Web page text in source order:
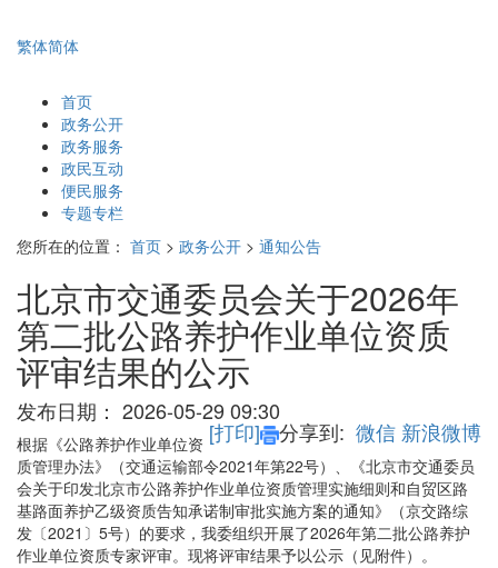
繁体简体
首页
政务公开
政务服务
政民互动
便民服务
专题专栏
您所在的位置： 首页 > 政务公开 > 通知公告
北京市交通委员会关于2026年
第二批公路养护作业单位资质
评审结果的公示
发布日期： 2026-05-29 09:30
[打印] 分享到: 微信 新浪微博
根据《公路养护作业单位资
质管理办法》（交通运输部令2021年第22号）、《北京市交通委员
会关于印发北京市公路养护作业单位资质管理实施细则和自贸区路
基路面养护乙级资质告知承诺制审批实施方案的通知》（京交路综
发〔2021〕5号）的要求，我委组织开展了2026年第二批公路养护
作业单位资质专家评审。现将评审结果予以公示（见附件）。